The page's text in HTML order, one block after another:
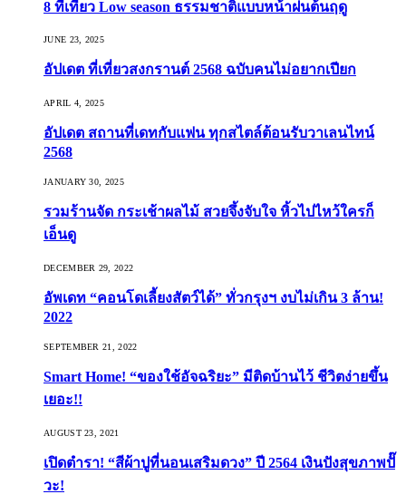
8 ที่เที่ยว Low season ธรรมชาติแบบหน้าฝนต้นฤดู️
JUNE 23, 2025
อัปเดต ที่เที่ยวสงกรานต์ 2568 ฉบับคนไม่อยากเปียก
APRIL 4, 2025
อัปเดต สถานที่เดทกับแฟน ทุกสไตล์ต้อนรับวาเลนไทน์
2568
JANUARY 30, 2025
รวมร้านจัด กระเช้าผลไม้ สวยจึ้งจับใจ หิ้วไปไหว้ใครก็
เอ็นดู
DECEMBER 29, 2022
อัพเดท “คอนโดเลี้ยงสัตว์ได้” ทั่วกรุงฯ งบไม่เกิน 3 ล้าน!
2022
SEPTEMBER 21, 2022
Smart Home! “ของใช้อัจฉริยะ” มีติดบ้านไว้ ชีวิตง่ายขึ้น
เยอะ!!
AUGUST 23, 2021
เปิดตำรา! “สีผ้าปูที่นอนเสริมดวง” ปี 2564 เงินปังสุขภาพปั๊
วะ!